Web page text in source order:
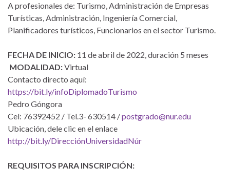
A profesionales de: Turismo, Administración de Empresas
Turísticas, Administración, Ingeniería Comercial,
Planificadores turísticos, Funcionarios en el sector Turismo.
FECHA DE INICIO: 11 de abril de 2022, duración 5 meses
MODALIDAD:Virtual
Contacto directo aquí:
https://bit.ly/infoDiplomadoTurismo
Pedro Góngora
Cel: 76392452 / Tel.3- 630514 /postgrado@nur.edu
Ubicación, dele clic en el enlace
http://bit.ly/DirecciónUniversidadNúr
REQUISITOS PARA INSCRIPCIÓN: